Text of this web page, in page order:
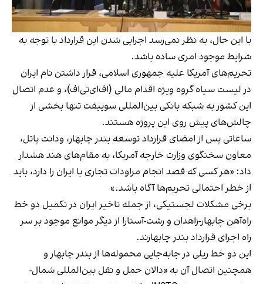
با این حال، به نظر نمی‌رسد اجرایی شدن این قرارداد با توجه به
شرایط موجود امری ساده باشد.
تحریم‌های آمریکا علیه جمهوری اسلامی، قرار داشتن نام ایران
در لیست سیاه گروه ویژه اقدام مالی (اف‌ای‌تی‌اف)، و عدم اتصال
این کشور به شبکه بانکی بین‌المللی سوییفت تنها بخشی از
چالش‌های پیش روی این پروژه هستند.
ساعاتی پس از امضای قرارداد توسعه بندر چابهار، ودانت پاتل،
معاون سخنگوی وزارت خارجه آمریکا، به مقام‌های هند هشدار
داد: «هر کسی که قصد انجام مراودات تجاری با ایران را دارد، باید
از خطر احتمالی تحریم‌ها آگاه باشد.»
برخی مشکلات لجستیکی، از جمله تاخیر ایران در تکمیل دو خط
راه‌آهن چابهار-زاهدان و رشت-آستارا از دیگر موانع موجود بر سر
راه اجرای قرارداد بندر چابهارند.
این دو خط ریلی در جابه‌جایی محموله‌ها از بندر چابهار و
همچنین اتصال آن به «دالان حمل و نقل بین‌المللی شمال-